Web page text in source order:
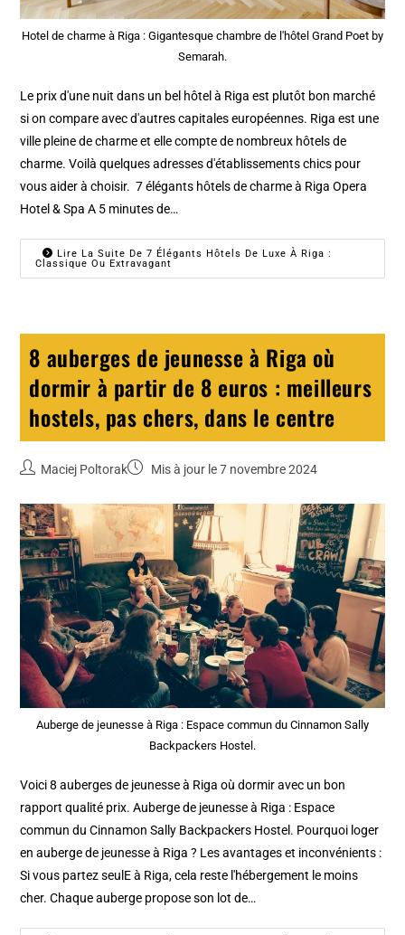
Hotel de charme à Riga : Gigantesque chambre de l'hôtel Grand Poet by
Semarah.
Le prix d'une nuit dans un bel hôtel à Riga est plutôt bon marché
si on compare avec d'autres capitales européennes. Riga est une
ville pleine de charme et elle compte de nombreux hôtels de
charme. Voilà quelques adresses d'établissements chics pour
vous aider à choisir. 7 élégants hôtels de charme à Riga Opera
Hotel & Spa A 5 minutes de…
Lire La Suite De 7 Élégants Hôtels De Luxe À Riga :
Classique Ou Extravagant
8 auberges de jeunesse à Riga où
dormir à partir de 8 euros : meilleurs
hostels, pas chers, dans le centre
Maciej Poltorak Mis à jour le 7 novembre 2024
Auberge de jeunesse à Riga : Espace commun du Cinnamon Sally
Backpackers Hostel.
Voici 8 auberges de jeunesse à Riga où dormir avec un bon
rapport qualité prix. Auberge de jeunesse à Riga : Espace
commun du Cinnamon Sally Backpackers Hostel. Pourquoi loger
en auberge de jeunesse à Riga ? Les avantages et inconvénients :
Si vous partez seulE à Riga, cela reste l'hébergement le moins
cher. Chaque auberge propose son lot de…